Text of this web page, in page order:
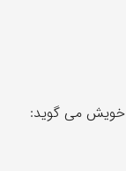
خویش می گوید: